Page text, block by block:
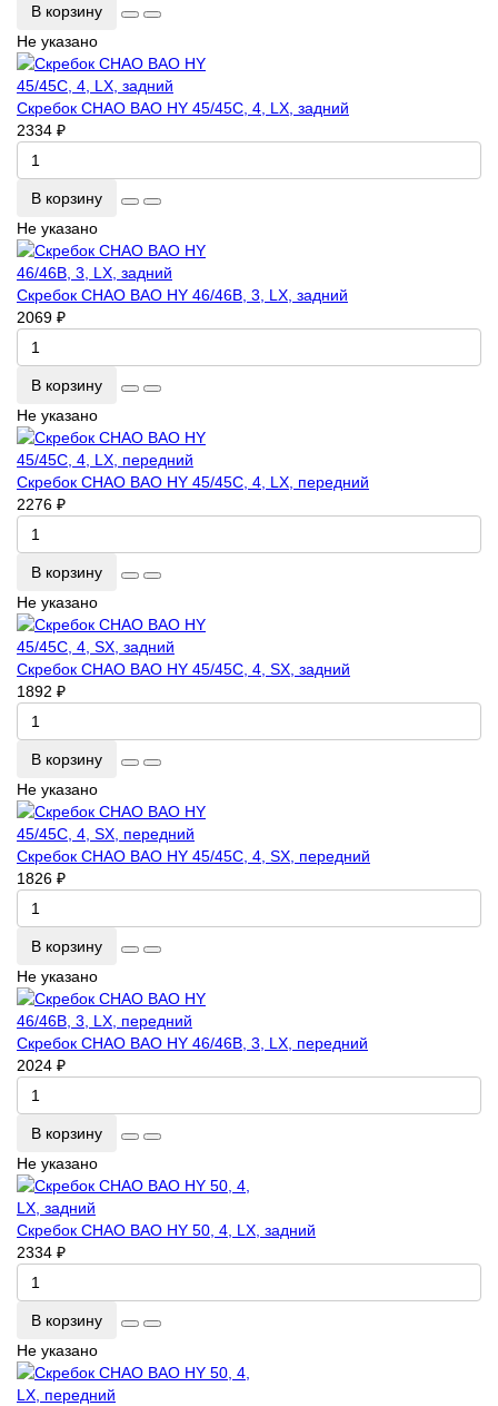
В корзину
Не указано
Скребок CHAO BAO HY 45/45C, 4, LX, задний
2334 ₽
В корзину
Не указано
Скребок CHAO BAO HY 46/46B, 3, LX, задний
2069 ₽
В корзину
Не указано
Скребок CHAO BAO HY 45/45C, 4, LX, передний
2276 ₽
В корзину
Не указано
Скребок CHAO BAO HY 45/45C, 4, SX, задний
1892 ₽
В корзину
Не указано
Скребок CHAO BAO HY 45/45C, 4, SX, передний
1826 ₽
В корзину
Не указано
Скребок CHAO BAO HY 46/46B, 3, LX, передний
2024 ₽
В корзину
Не указано
Скребок CHAO BAO HY 50, 4, LX, задний
2334 ₽
В корзину
Не указано